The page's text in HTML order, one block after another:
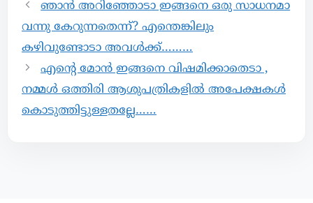
ഞാൻ അറിഞ്ഞോടാ ഇങ്ങനെ ഒരു സാധനമാ
വന്നു കേറുന്നതെന്ന്? എന്തെങ്കിലും
കഴിവുണ്ടോടാ അവൾക്ക്………
എൻ്റെ മോൻ ഇങ്ങനെ വിഷമിക്കാതെടാ ,
നമ്മൾ ഒത്തിരി ആശുപത്രികളിൽ അപേക്ഷകൾ
കൊടുത്തിട്ടുള്ളതല്ലേ……